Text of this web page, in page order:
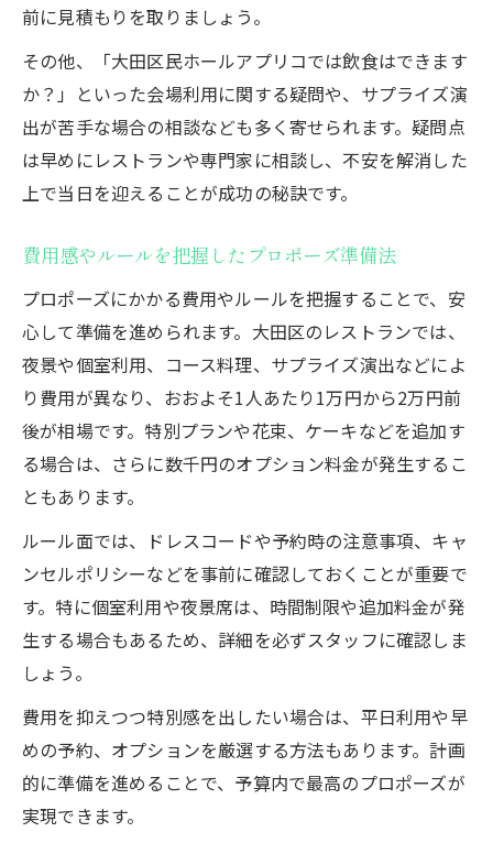
前に見積もりを取りましょう。
その他、「大田区民ホールアプリコでは飲食はできます
か？」といった会場利用に関する疑問や、サプライズ演
出が苦手な場合の相談なども多く寄せられます。疑問点
は早めにレストランや専門家に相談し、不安を解消した
上で当日を迎えることが成功の秘訣です。
費用感やルールを把握したプロポーズ準備法
プロポーズにかかる費用やルールを把握することで、安
心して準備を進められます。大田区のレストランでは、
夜景や個室利用、コース料理、サプライズ演出などによ
り費用が異なり、おおよそ1人あたり1万円から2万円前
後が相場です。特別プランや花束、ケーキなどを追加す
る場合は、さらに数千円のオプション料金が発生するこ
ともあります。
ルール面では、ドレスコードや予約時の注意事項、キャ
ンセルポリシーなどを事前に確認しておくことが重要で
す。特に個室利用や夜景席は、時間制限や追加料金が発
生する場合もあるため、詳細を必ずスタッフに確認しま
しょう。
費用を抑えつつ特別感を出したい場合は、平日利用や早
めの予約、オプションを厳選する方法もあります。計画
的に準備を進めることで、予算内で最高のプロポーズが
実現できます。